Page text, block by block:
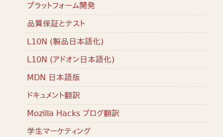
プラットフォーム開発
品質保証とテスト
L10N (製品日本語化)
L10N (アドオン日本語化)
MDN 日本語版
ドキュメント翻訳
Mozilla Hacks ブログ翻訳
学生マーケティング